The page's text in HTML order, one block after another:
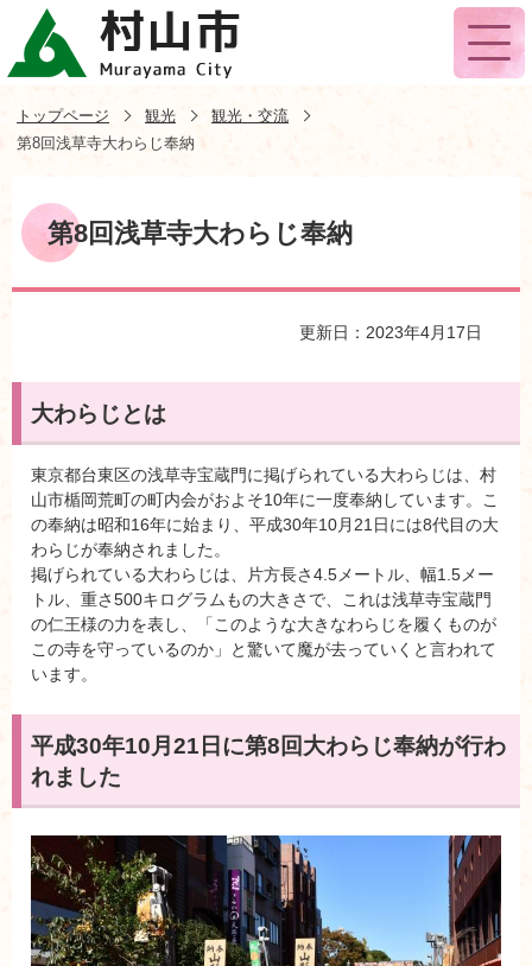
トップページ 観光
観光・交流
第8回浅草寺大わらじ奉納
第8回浅草寺大わらじ奉納
更新日：2023年4月17日
大わらじとは
東京都台東区の浅草寺宝蔵門に掲げられている大わらじは、村
山市楯岡荒町の町内会がおよそ10年に一度奉納しています。こ
の奉納は昭和16年に始まり、平成30年10月21日には8代目の大
わらじが奉納されました。
掲げられている大わらじは、片方長さ4.5メートル、幅1.5メー
トル、重さ500キログラムもの大きさで、これは浅草寺宝蔵門
の仁王様の力を表し、「このような大きなわらじを履くものが
この寺を守っているのか」と驚いて魔が去っていくと言われて
います。
平成30年10月21日に第8回大わらじ奉納が行わ
れました